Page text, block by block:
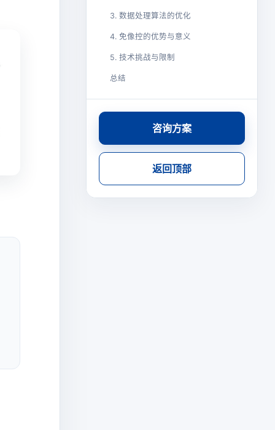
3. 数据处理算法的优化
4. 免像控的优势与意义
5. 技术挑战与限制
总结
咨询方案
返回顶部